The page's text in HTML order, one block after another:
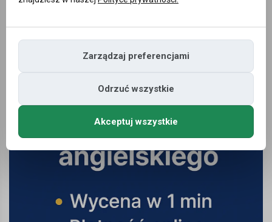
Budownictwo
Zarządzaj preferencjami
Odrzuć wszystkie
Akceptuj wszystkie